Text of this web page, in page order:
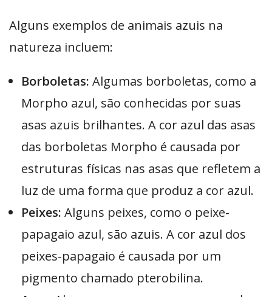
Alguns exemplos de animais azuis na
natureza incluem:
Borboletas: Algumas borboletas, como a
Morpho azul, são conhecidas por suas
asas azuis brilhantes. A cor azul das asas
das borboletas Morpho é causada por
estruturas físicas nas asas que refletem a
luz de uma forma que produz a cor azul.
Peixes: Alguns peixes, como o peixe-
papagaio azul, são azuis. A cor azul dos
peixes-papagaio é causada por um
pigmento chamado pterobilina.